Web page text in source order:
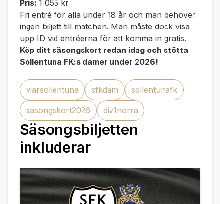
Pris: 1 055 kr
Fri entré för alla under 18 år och man behöver
ingen biljett till matchen. Man måste dock visa
upp ID vid entréerna för att komma in gratis.
Köp ditt säsongskort redan idag och stötta
Sollentuna FK:s damer under 2026!
viärsollentuna sfkdam sollentunafk
säsongskort2026 div1norra
Säsongsbiljetten
inkluderar